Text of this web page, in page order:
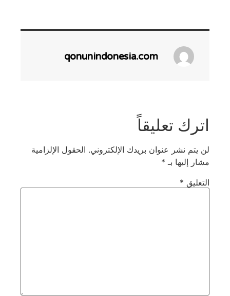
qonunindonesia.com
اترك تعليقاً
لن يتم نشر عنوان بريدك الإلكتروني. الحقول الإلزامية
مشار إليها بـ *
التعليق *